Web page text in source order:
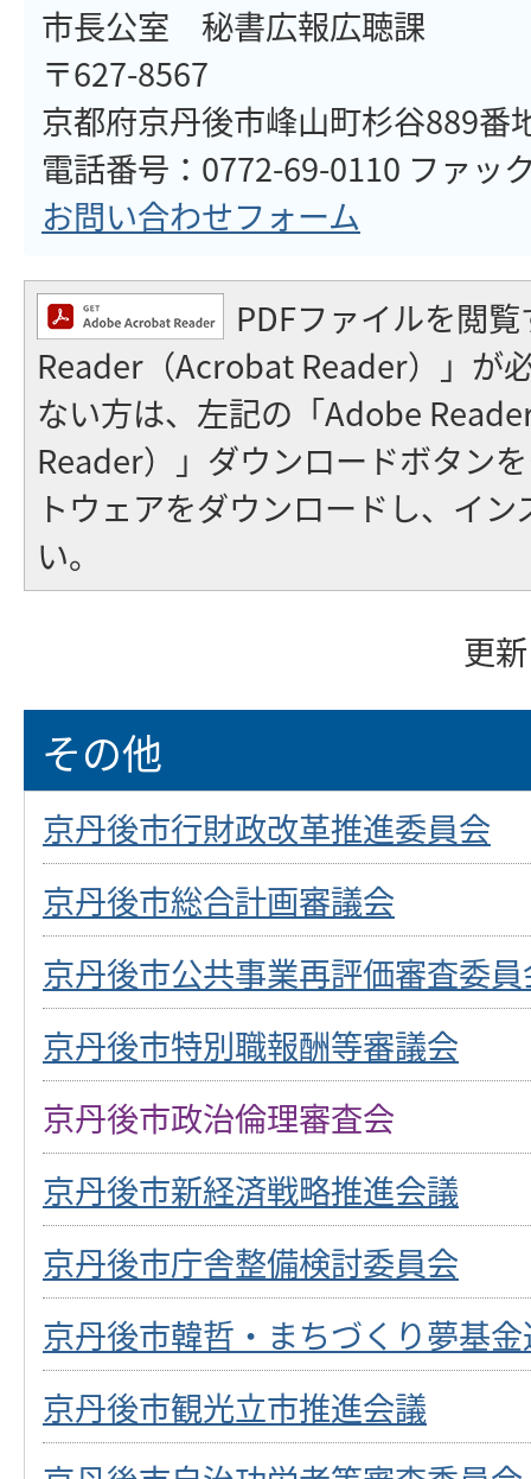
市長公室 秘書広報広聴課
〒627-8567
京都府京丹後市峰山町杉谷889番
電話番号：0772-69-0110 ファッ
お問い合わせフォーム
PDFファイルを閲
Reader（Acrobat Reader）」が
ない方は、左記の「Adobe
Reader）」ダウンロードボタン
トウェアをダウンロードし、イ
い。
更
その他
京丹後市行財政改革推進委員会
京丹後市総合計画審議会
京丹後市公共事業再評価審査委
京丹後市特別職報酬等審議会
京丹後市政治倫理審査会
京丹後市新経済戦略推進会議
京丹後市庁舎整備検討委員会
京丹後市韓哲・まちづくり夢基
京丹後市観光立市推進会議